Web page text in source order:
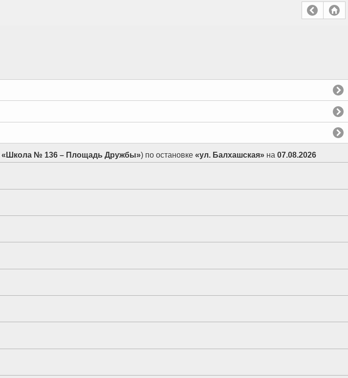
«Школа № 136 – Площадь Дружбы») по остановке «ул. Балхашская» на 07.08.2026